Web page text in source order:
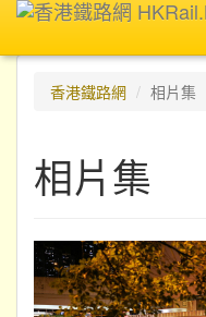
香港鐵路網
相片集
相片集